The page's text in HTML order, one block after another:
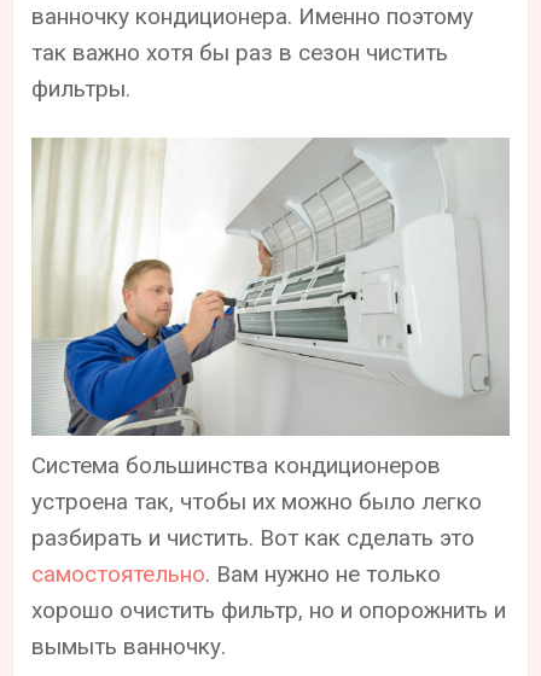
ванночку кондиционера. Именно поэтому
так важно хотя бы раз в сезон чистить
фильтры.
Система большинства кондиционеров
устроена так, чтобы их можно было легко
разбирать и чистить. Вот как сделать это
самостоятельно. Вам нужно не только
хорошо очистить фильтр, но и опорожнить и
вымыть ванночку.